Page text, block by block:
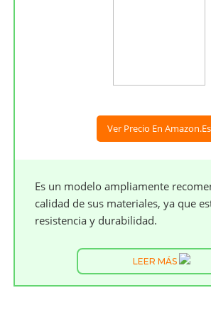
Ver Precio En Amazon.es
Es un modelo ampliamente
calidad de sus materiales, ya que
resistencia y durabilidad.
LEER MÁS